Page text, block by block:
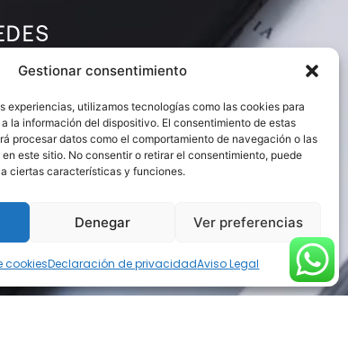
Gestionar consentimiento
experiencias, utilizamos tecnologías como las cookies para
la información del dispositivo. El consentimiento de estas
procesar datos como el comportamiento de navegación o las
este sitio. No consentir o retirar el consentimiento, puede
ciertas características y funciones.
Denegar Ver preferencias
cookiesDeclaración de privacidadAviso Legal